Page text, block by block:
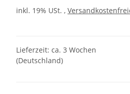
inkl. 19% USt. ,
Lieferzeit: ca. 3 Wochen
(Deutschland)